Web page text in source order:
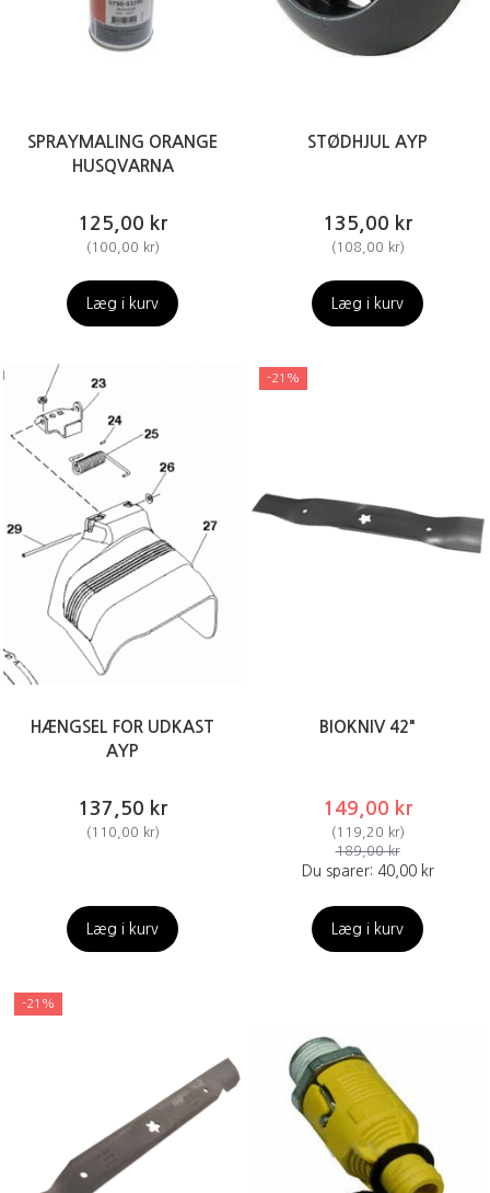
SPRAYMALING ORANGE
HUSQVARNA
125,00 kr
( 100,00 kr)
Læg i kurv
STØDHJUL AYP
135,00 kr
( 108,00 kr)
Læg i kurv
HÆNGSEL FOR UDKAST
AYP
137,50 kr
(110,00 kr)
Læg i kurv
-21%
BIOKNIV 42"
149,00 kr
(119,20 kr)
189,00 kr
Du sparer: 40,00 kr
Læg i kurv
-21%